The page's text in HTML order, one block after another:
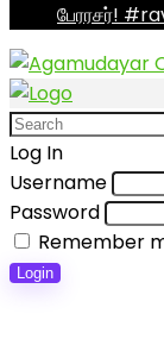
பேரரசர்!
Log In
Username
Password
Remember
Login